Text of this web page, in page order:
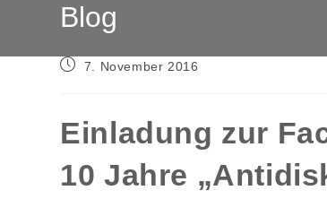
Blog
Beitrag7. November 2016
Einladung zur
10 Jahre